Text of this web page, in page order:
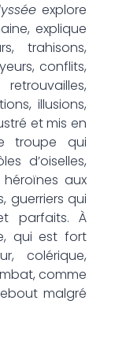
explore
explique
trahisons,
conflits,
illusions,
et mis en
troupe qui
d’oiselles,
aux
guerriers qui
parfaits. À
qui est fort
colérique,
comme
malgré